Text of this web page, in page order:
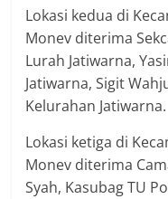
Lokasi kedua di
Monev diterima
Lurah Jatiwarna,
Jatiwarna, Sigit
Kelurahan Jatiwarna.
Lokasi ketiga di
Monev diterima
Syah, Kasubag TU